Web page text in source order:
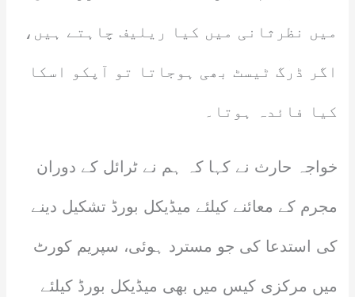
میں نظرثانی میں کیا ریلیف چاہتے ہیں،
اگر ڈرگ ٹیسٹ بھی ہوجاتا تو آپکو اسکا
کیا فائدہ ہوتا۔
خواجہ حارث نے کہا کہ ہم نے ٹرائل کے دوران
مجرم کے معائنے کیلئے میڈیکل بورڈ تشکیل دینے
کی استدعا کی جو مسترد ہوئی، سپریم کورٹ
میں مرکزی کیس میں بھی میڈیکل بورڈ کیلئے